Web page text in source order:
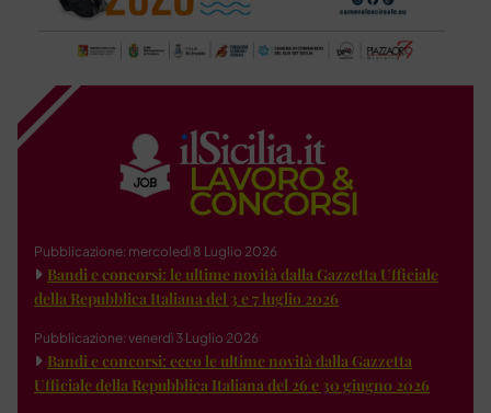
Pubblicazione: mercoledì 8 Luglio 2026
Bandi e concorsi: le ultime novità dalla Gazzetta Ufficiale
della Repubblica Italiana del 3 e 7 luglio 2026
Pubblicazione: venerdì 3 Luglio 2026
Bandi e concorsi: ecco le ultime novità dalla Gazzetta
Ufficiale della Repubblica Italiana del 26 e 30 giugno 2026